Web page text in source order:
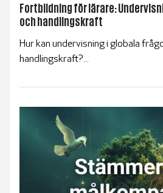
Fortbildning för lärare:
och handlingskraft
Hur kan undervisning i globala
handlingskraft?...